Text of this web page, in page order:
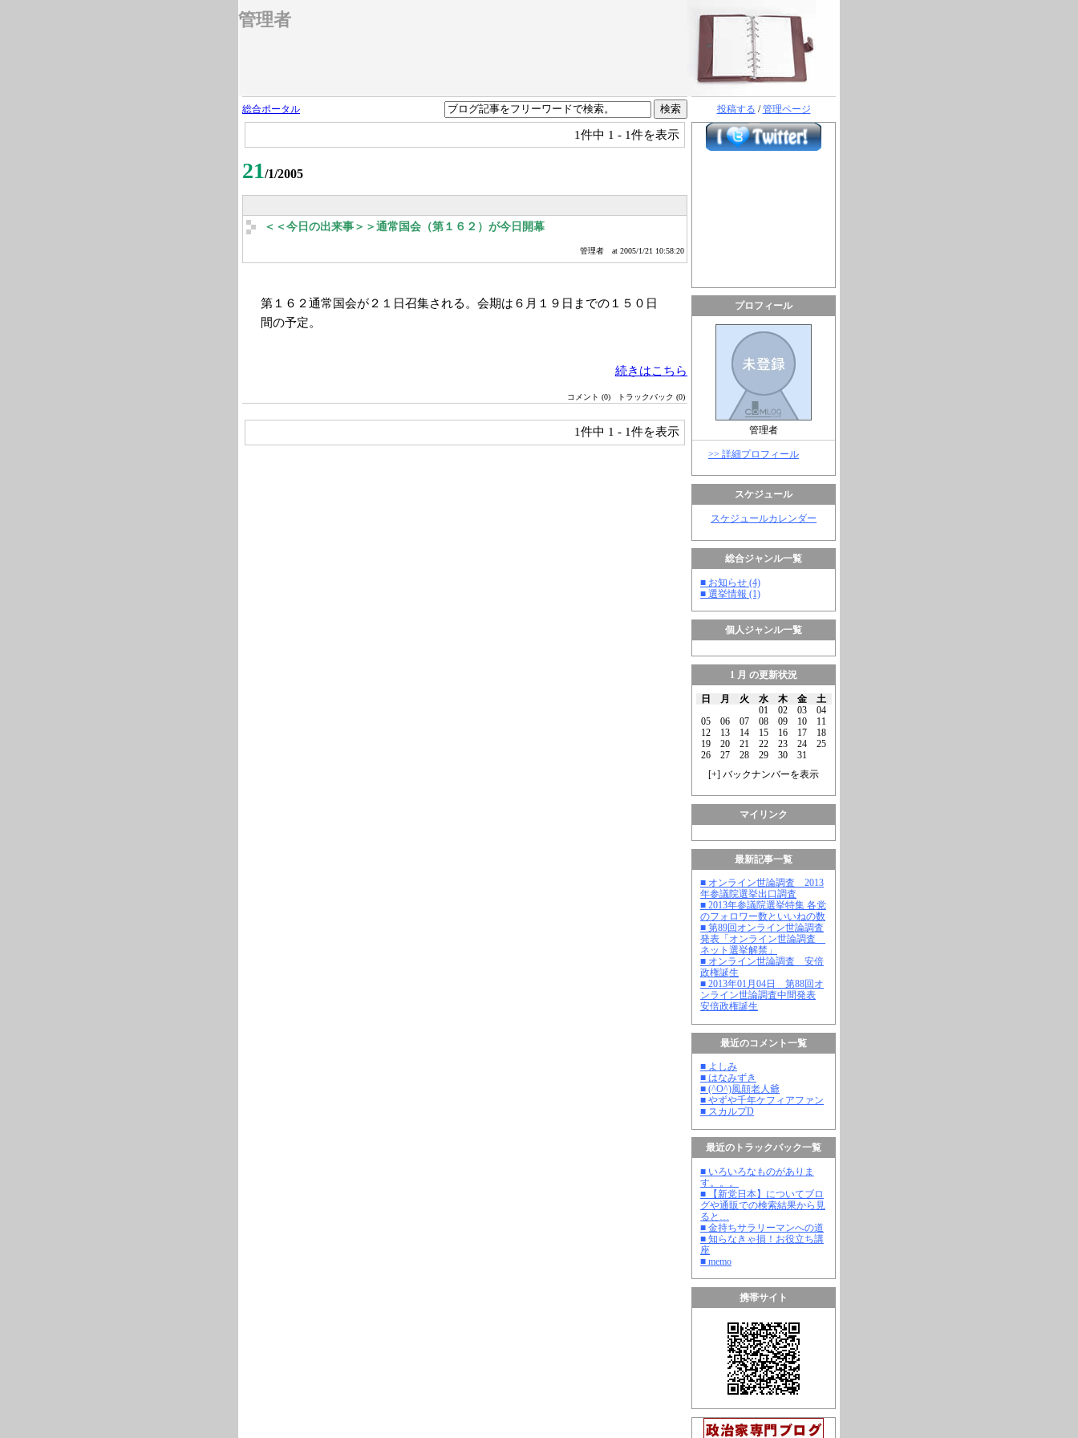
管理者
投稿する /管理ページ
プロフィール
管理者
>> 詳細プロフィール
スケジュール
スケジュールカレンダー
総合ジャンル一覧
■ お知らせ (4)
■ 選挙情報 (1)
個人ジャンル一覧
1 月 の更新状況
日 月 火 水 木 金
土
01
02 03
04
05
06 07 08 09 10
11
12
13 14 15 16 17
18
19
20 21 22 23 24
25
26
27 28 29 30
31
[+] バックナンバーを表示
マイリンク
最新記事一覧
■ オンライン世論調査 2013
年参議院選挙出口調査
■ 2013年参議院選挙特集 各党
のフォロワー数といいねの数
■ 第89回オンライン世論調査
発表「オンライン世論調査
ネット選挙解禁」
■ オンライン世論調査 安倍
政権誕生
■ 2013年01月04日 第88回オ
ンライン世論調査中間発表
安倍政権誕生
最近のコメント一覧
■ よしみ
■ はなみずき
■ (^O^)風顛老人爺
■ やずや千年ケフィアファン
■ スカルプD
最近のトラックバック一覧
■ いろいろなものがありま
す。。。
■ 【新党日本】についてブロ
グや通販での検索結果から見
ると…
■ 金持ちサラリーマンへの道
■ 知らなきゃ損！お役立ち講
座
■ memo
携帯サイト
総合ポータル
1件中 1 - 1件を表示
21/1/2005
＜＜今日の出来事＞＞通常国会（第１６２）が今日開幕
管理者 at 2005/1/21 10:58:20
第１６２通常国会が２１日召集される。会期は６月１９日までの１５０日
間の予定。
続きはこちら
コメント (0) トラックバック (0)
1件中 1 - 1件を表示